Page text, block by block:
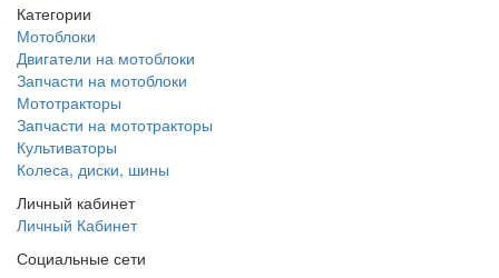
Категории
Мотоблоки
Двигатели на мотоблоки
Запчасти на мотоблоки
Мототракторы
Запчасти на мототракторы
Культиваторы
Колеса, диски, шины
Личный кабинет
Личный Кабинет
Социальные сети